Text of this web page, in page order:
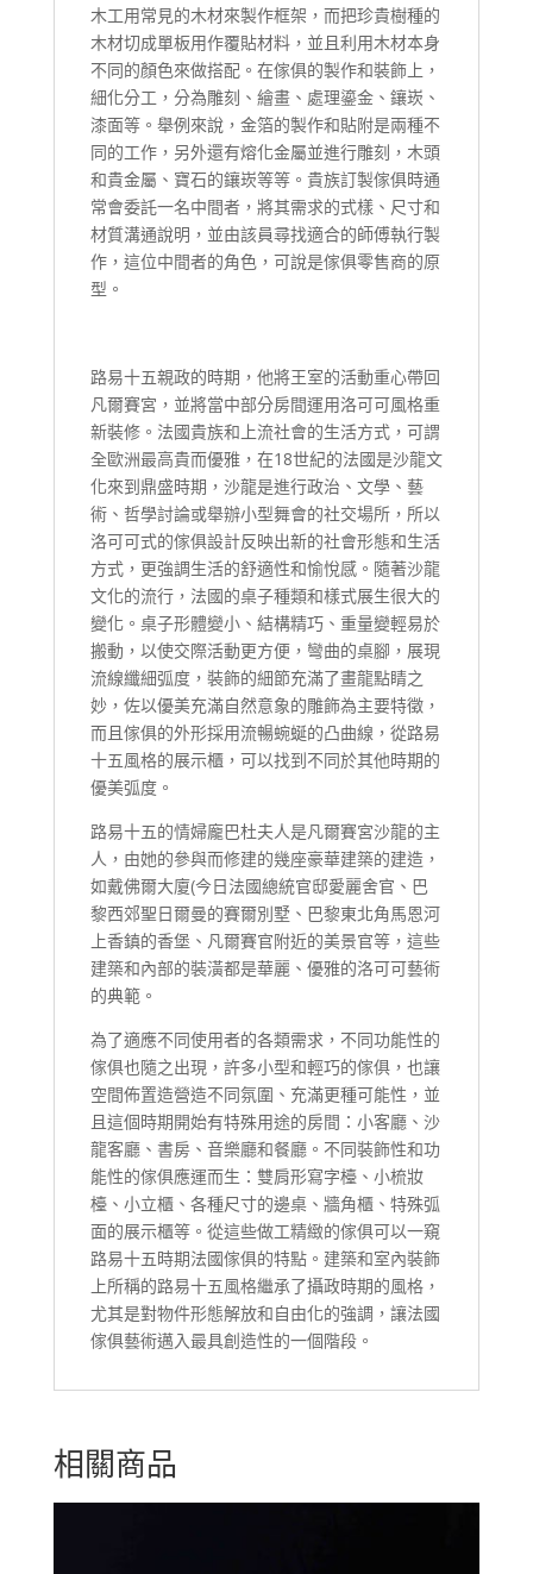
木工用常見的木材來製作框架，而把珍貴樹種的
木材切成單板用作覆貼材料，並且利用木材本身
不同的顏色來做搭配。在傢俱的製作和裝飾上，
細化分工，分為雕刻、繪畫、處理鎏金、鑲崁、
漆面等。舉例來說，金箔的製作和貼附是兩種不
同的工作，另外還有熔化金屬並進行雕刻，木頭
和貴金屬、寶石的鑲崁等等。貴族訂製傢俱時通
常會委託一名中間者，將其需求的式樣、尺寸和
材質溝通說明，並由該員尋找適合的師傅執行製
作，這位中間者的角色，可說是傢俱零售商的原
型。
路易十五親政的時期，他將王室的活動重心帶回
凡爾賽宮，並將當中部分房間運用洛可可風格重
新裝修。法國貴族和上流社會的生活方式，可謂
全歐洲最高貴而優雅，在18世紀的法國是沙龍文
化來到鼎盛時期，沙龍是進行政治、文學、藝
術、哲學討論或舉辦小型舞會的社交場所，所以
洛可可式的傢俱設計反映出新的社會形態和生活
方式，更強調生活的舒適性和愉悅感。隨著沙龍
文化的流行，法國的桌子種類和樣式展生很大的
變化。桌子形體變小、結構精巧、重量變輕易於
搬動，以使交際活動更方便，彎曲的桌腳，展現
流線纖細弧度，裝飾的細節充滿了畫龍點睛之
妙，佐以優美充滿自然意象的雕飾為主要特徵，
而且傢俱的外形採用流暢蜿蜒的凸曲線，從路易
十五風格的展示櫃，可以找到不同於其他時期的
優美弧度。
路易十五的情婦龐巴杜夫人是凡爾賽宮沙龍的主
人，由她的參與而修建的幾座豪華建築的建造，
如戴佛爾大廈(今日法國總統官邸愛麗舍官、巴
黎西郊聖日爾曼的賽爾別墅、巴黎東北角馬恩河
上香鎮的香堡、凡爾賽官附近的美景官等，這些
建築和內部的裝潢都是華麗、優雅的洛可可藝術
的典範。
為了適應不同使用者的各類需求，不同功能性的
傢俱也隨之出現，許多小型和輕巧的傢俱，也讓
空間佈置造營造不同氛圍、充滿更種可能性，並
且這個時期開始有特殊用途的房間：小客廳、沙
龍客廳、書房、音樂廳和餐廳。不同裝飾性和功
能性的傢俱應運而生：雙肩形寫字檯、小梳妝
檯、小立櫃、各種尺寸的邊桌、牆角櫃、特殊弧
面的展示櫃等。從這些做工精緻的傢俱可以一窺
路易十五時期法國傢俱的特點。建築和室內裝飾
上所稱的路易十五風格繼承了攝政時期的風格，
尤其是對物件形態解放和自由化的強調，讓法國
傢俱藝術邁入最具創造性的一個階段。
相關商品